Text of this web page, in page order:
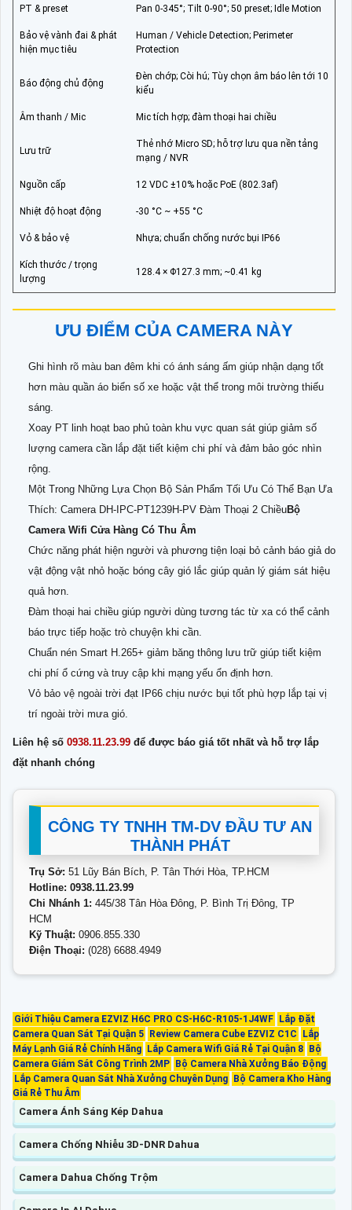
PT & preset Pan 0-345°; Tilt 0-90°; 50 preset; Idle Motion
Bảo vệ vành đai & phát
hiện mục tiêu
Human / Vehicle Detection; Perimeter
Protection
Báo động chủ động
Đèn chớp; Còi hú; Tùy chọn âm báo lên tới 10
kiểu
Âm thanh / Mic Mic tích hợp; đàm thoại hai chiều
Lưu trữ
Thẻ nhớ Micro SD; hỗ trợ lưu qua nền tảng
mạng / NVR
Nguồn cấp 12 VDC ±10% hoặc PoE (802.3af)
Nhiệt độ hoạt động -30 °C ~ +55 °C
Vỏ & bảo vệ Nhựa; chuẩn chống nước bụi IP66
Kích thước / trọng
lượng
128.4 × Φ127.3 mm; ~0.41 kg
ƯU ĐIỂM CỦA CAMERA NÀY
Ghi hình rõ màu ban đêm khi có ánh sáng ấm giúp nhận dạng tốt
hơn màu quần áo biển số xe hoặc vật thể trong môi trường thiếu
sáng.
Xoay PT linh hoạt bao phủ toàn khu vực quan sát giúp giảm số
lượng camera cần lắp đặt tiết kiệm chi phí và đảm bảo góc nhìn
rộng.
Một Trong Những Lựa Chọn Bộ Sản Phẩm Tối Ưu Có Thể Bạn Ưa
Thích: Camera DH-IPC-PT1239H-PV Đàm Thoại 2 ChiềuBộ
Camera Wifi Cửa Hàng Có Thu Âm
Chức năng phát hiện người và phương tiện loại bỏ cảnh báo giả do
vật động vật nhỏ hoặc bóng cây gió lắc giúp quản lý giám sát hiệu
quả hơn.
Đàm thoại hai chiều giúp người dùng tương tác từ xa có thể cảnh
báo trực tiếp hoặc trò chuyện khi cần.
Chuẩn nén Smart H.265+ giảm băng thông lưu trữ giúp tiết kiệm
chi phí ổ cứng và truy cập khi mạng yếu ổn định hơn.
Vỏ bảo vệ ngoài trời đạt IP66 chịu nước bụi tốt phù hợp lắp tại vị
trí ngoài trời mưa gió.
Liên hệ số 0938.11.23.99 để được báo giá tốt nhất và hỗ trợ lắp
đặt nhanh chóng
CÔNG TY TNHH TM-DV ĐẦU TƯ AN
THÀNH PHÁT
Trụ Sở: 51 Lũy Bán Bích, P. Tân Thới Hòa, TP.HCM
Hotline: 0938.11.23.99
Chi Nhánh 1: 445/38 Tân Hòa Đông, P. Bình Trị Đông, TP
HCM
Kỹ Thuật: 0906.855.330
Điện Thoại: (028) 6688.4949
Giới Thiệu Camera EZVIZ H6C PRO CS-H6C-R105-1J4WF
Lắp Đặt
Camera Quan Sát Tại Quận 5
Review Camera Cube EZVIZ C1C
Lắp
Máy Lạnh Giá Rẻ Chính Hãng
Lắp Camera Wifi Giá Rẻ Tại Quận 8
Bộ
Camera Giám Sát Công Trình 2MP
Bộ Camera Nhà Xưởng Báo Động
Lắp Camera Quan Sát Nhà Xưởng Chuyên Dụng
Bộ Camera Kho Hàng
Giá Rẻ Thu Âm
Camera Ánh Sáng Kép Dahua
Camera Chống Nhiễu 3D-DNR Dahua
Camera Dahua Chống Trộm